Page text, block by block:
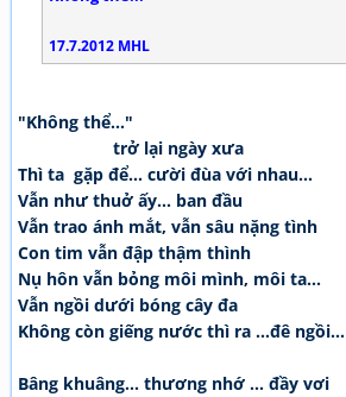
17.7.2012 MHL
"Không thể..."
trở lại ngày xưa
Thì ta gặp để... cười đùa với nhau...
Vẫn như thuở ấy... ban đầu
Vẫn trao ánh mắt, vẫn sâu nặng tình
Con tim vẫn đập thậm thình
Nụ hôn vẫn bỏng môi mình, môi ta...
Vẫn ngồi dưới bóng cây đa
Không còn giếng nước thì ra ...đê ngồi...
Bâng khuâng... thương nhớ ... đầy vơi